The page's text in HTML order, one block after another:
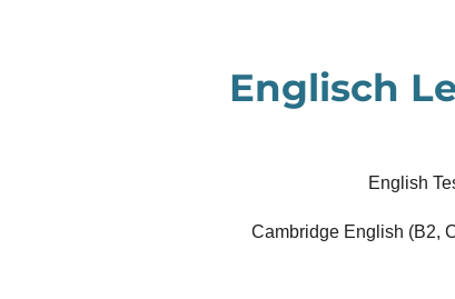
Englisch
English
Cambridge English (B2,